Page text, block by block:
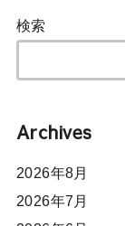
検索
Archives
2026年8月
2026年7月